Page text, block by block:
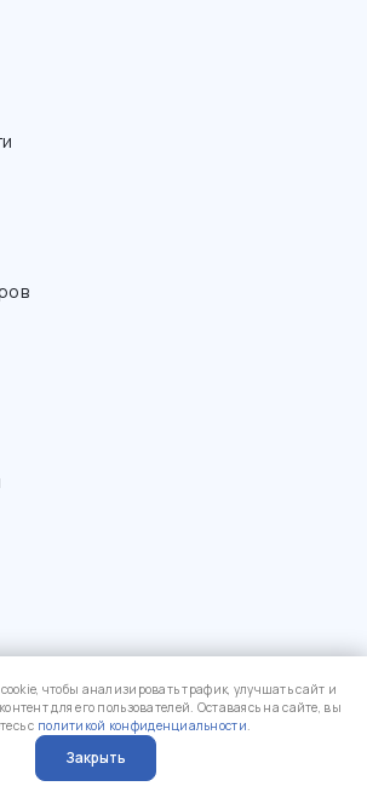
чтобы анализировать трафик, улучшать сайт и
для его пользователей. Оставаясь на сайте, вы
с политикой конфиденциальности.
Закрыть